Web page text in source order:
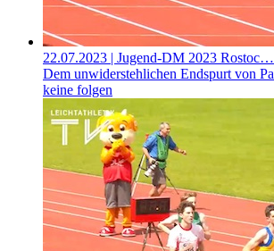
22.07.2023 | Jugend-DM 2023 Rostoc…
Dem unwiderstehlichen Endspurt von
keine folgen